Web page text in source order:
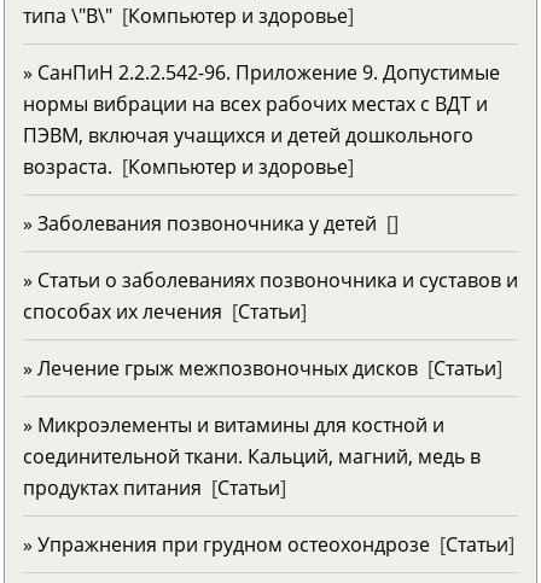
типа \"B\" [Компьютер и здоровье]
» СанПиН 2.2.2.542-96. Приложение 9. Допустимые
нормы вибрации на всех рабочих местах с ВДТ и
ПЭВМ, включая учащихся и детей дошкольного
возраста. [Компьютер и здоровье]
» Заболевания позвоночника у детей []
» Статьи о заболеваниях позвоночника и суставов и
способах их лечения [Статьи]
» Лечение грыж межпозвоночных дисков [Статьи]
» Микроэлементы и витамины для костной и
соединительной ткани. Кальций, магний, медь в
продуктах питания [Статьи]
» Упражнения при грудном остеохондрозе [Статьи]